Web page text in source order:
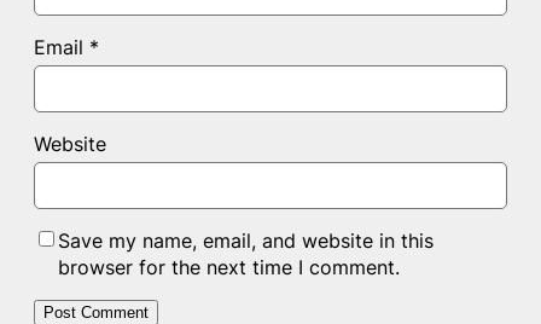
Email *
Website
Save my name, email, and website in this
browser for the next time I comment.